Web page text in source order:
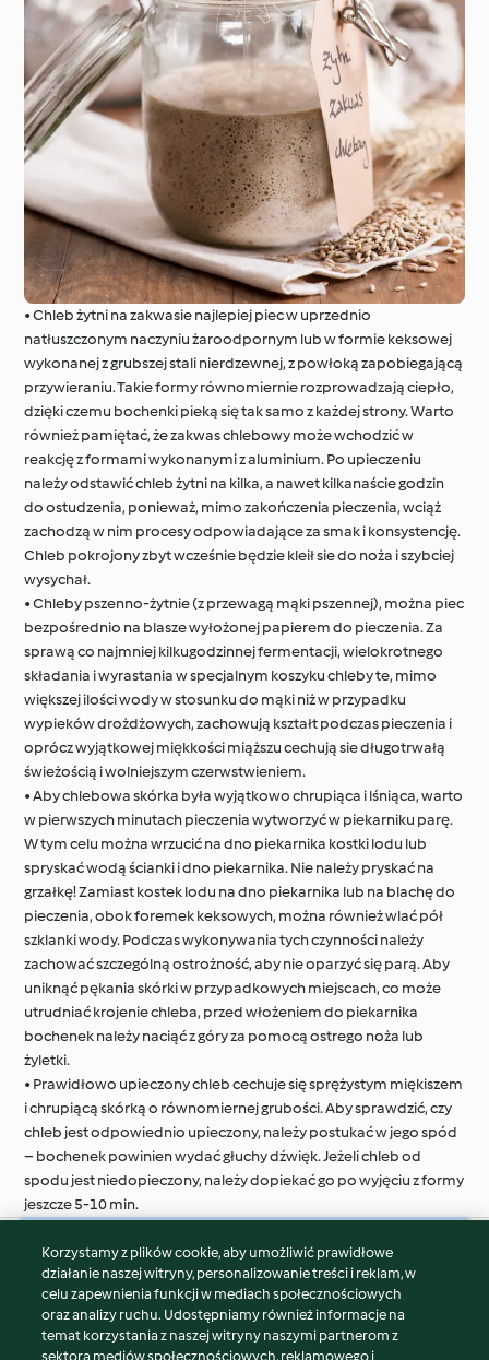
• Chleb żytni na zakwasie najlepiej piec w uprzednio
natłuszczonym naczyniu żaroodpornym lub w formie keksowej
wykonanej z grubszej stali nierdzewnej, z powłoką zapobiegającą
przywieraniu. Takie formy równomiernie rozprowadzają ciepło,
dzięki czemu bochenki pieką się tak samo z każdej strony. Warto
również pamiętać, że zakwas chlebowy może wchodzić w
reakcję z formami wykonanymi z aluminium. Po upieczeniu
należy odstawić chleb żytni na kilka, a nawet kilkanaście godzin
do ostudzenia, ponieważ, mimo zakończenia pieczenia, wciąż
zachodzą w nim procesy odpowiadające za smak i konsystencję.
Chleb pokrojony zbyt wcześnie będzie kleił sie do noża i szybciej
wysychał.
• Chleby pszenno-żytnie (z przewagą mąki pszennej), można piec
bezpośrednio na blasze wyłożonej papierem do pieczenia. Za
sprawą co najmniej kilkugodzinnej fermentacji, wielokrotnego
składania i wyrastania w specjalnym koszyku chleby te, mimo
większej ilości wody w stosunku do mąki niż w przypadku
wypieków drożdżowych, zachowują kształt podczas pieczenia i
oprócz wyjątkowej miękkości miąższu cechują sie długotrwałą
świeżością i wolniejszym czerwstwieniem.
• Aby chlebowa skórka była wyjątkowo chrupiąca i lśniąca, warto
w pierwszych minutach pieczenia wytworzyć w piekarniku parę.
W tym celu można wrzucić na dno piekarnika kostki lodu lub
spryskać wodą ścianki i dno piekarnika. Nie należy pryskać na
grzałkę! Zamiast kostek lodu na dno piekarnika lub na blachę do
pieczenia, obok foremek keksowych, można również wlać pół
szklanki wody. Podczas wykonywania tych czynności należy
zachować szczególną ostrożność, aby nie oparzyć się parą. Aby
uniknąć pękania skórki w przypadkowych miejscach, co może
utrudniać krojenie chleba, przed włożeniem do piekarnika
bochenek należy naciąć z góry za pomocą ostrego noża lub
żyletki.
• Prawidłowo upieczony chleb cechuje się sprężystym miękiszem
i chrupiącą skórką o równomiernej grubości. Aby sprawdzić, czy
chleb jest odpowiednio upieczony, należy postukać w jego spód
– bochenek powinien wydać głuchy dźwięk. Jeżeli chleb od
spodu jest niedopieczony, należy dopiekać go po wyjęciu z formy
jeszcze 5-10 min.
© Copyright 2026
Warunki korzystania
Polityka prywatności
Disclaimer
Korzystamy z plików cookie, aby umożliwić prawidłowe
działanie naszej witryny, personalizowanie treści i reklam, w
celu zapewnienia funkcji w mediach społecznościowych
oraz analizy ruchu. Udostępniamy również informacje na
temat korzystania z naszej witryny naszymi partnerom z
sektora mediów społecznościowych, reklamowego i